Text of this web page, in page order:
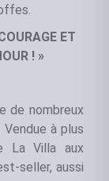
ET
! »
de nombreux
à plus
La Villa aux
seller, aussi